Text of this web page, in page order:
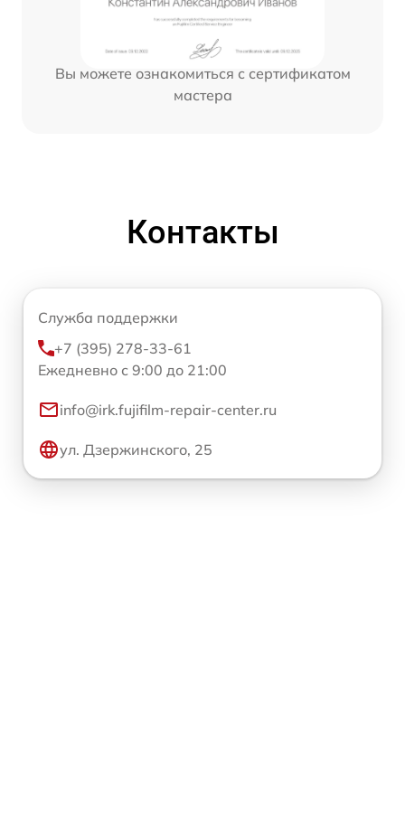
Вы можете ознакомиться с сертификатом
мастера
Контакты
Служба поддержки
+7 (395) 278-33-61
Ежедневно с 9:00 до 21:00
info@irk.fujifilm-repair-center.ru
ул. Дзержинского, 25